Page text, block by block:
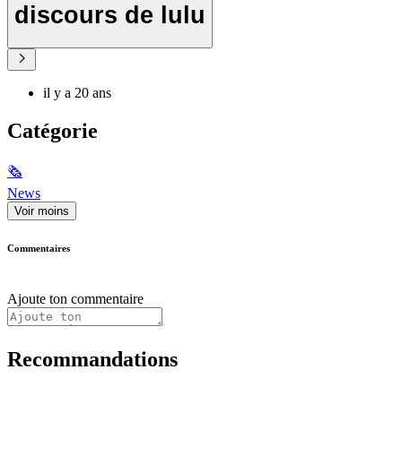
discours de lulu
il y a 20 ans
Catégorie
🗞
News
Voir moins
Commentaires
Ajoute ton commentaire
Recommandations